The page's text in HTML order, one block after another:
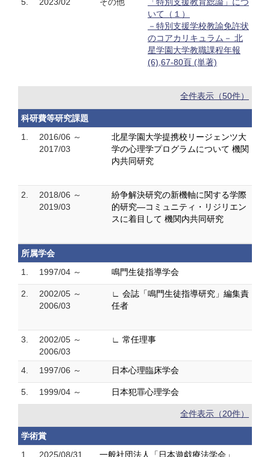
いて（１）
－特別支援学校教諭免許状
のコアカリキュラム－ 北
星学園大学教職課程年報
(6),67-80頁 (単著)
全件表示（50件）
科研費等研究課題
1.
2016/06 ～
2017/03
北星学園大学提携校リージェンツ大
学の心理学プログラムについて 機関
内共同研究
2.
2018/06 ～
2019/03
紛争解決研究の新機軸に関する学際
的研究―コミュニティ・リジリエン
スに着目して 機関内共同研究
所属学会
1.
1997/04 ～ 鳴門生徒指導学会
2.
2002/05 ～
2006/03
∟ 会誌「鳴門生徒指導研究」編集責
任者
3.
2002/05 ～
2006/03
∟ 常任理事
4. 1997/06 ～ 日本心理臨床学会
5. 1999/04 ～ 日本犯罪心理学会
全件表示（20件）
学術賞
1.
2025/08/31 一般社団法人「日本遊戯療法学会」